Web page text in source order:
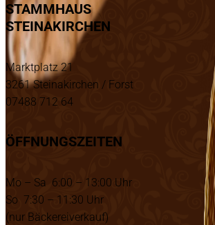
STAMMHAUS
STEINAKIRCHEN
Marktplatz 21
3261 Steinakirchen / Forst
07488 712 64
ÖFFNUNGSZEITEN
Mo – Sa 6:00 – 13:00 Uhr
So 7:30 – 11:30 Uhr
(nur Bäckereiverkauf)